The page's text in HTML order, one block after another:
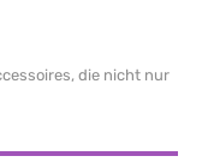
die nicht nur